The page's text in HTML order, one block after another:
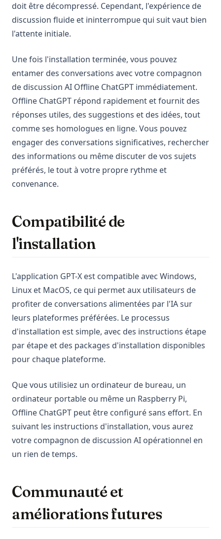
doit être décompressé. Cependant, l'expérience de
discussion fluide et ininterrompue qui suit vaut bien
l'attente initiale.
Une fois l'installation terminée, vous pouvez
entamer des conversations avec votre compagnon
de discussion AI Offline ChatGPT immédiatement.
Offline ChatGPT répond rapidement et fournit des
réponses utiles, des suggestions et des idées, tout
comme ses homologues en ligne. Vous pouvez
engager des conversations significatives, rechercher
des informations ou même discuter de vos sujets
préférés, le tout à votre propre rythme et
convenance.
Compatibilité de
l'installation
L'application GPT-X est compatible avec Windows,
Linux et MacOS, ce qui permet aux utilisateurs de
profiter de conversations alimentées par l'IA sur
leurs plateformes préférées. Le processus
d'installation est simple, avec des instructions étape
par étape et des packages d'installation disponibles
pour chaque plateforme.
Que vous utilisiez un ordinateur de bureau, un
ordinateur portable ou même un Raspberry Pi,
Offline ChatGPT peut être configuré sans effort. En
suivant les instructions d'installation, vous aurez
votre compagnon de discussion AI opérationnel en
un rien de temps.
Communauté et
améliorations futures